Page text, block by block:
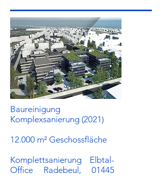
Baureinigung
Komplexsanierung (2021)
12.000 m² Geschossfläche
Komplettsanierung Elbtal-
Office Radebeul, 01445